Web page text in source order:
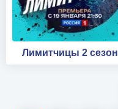
Лимитчицы 2 сезон